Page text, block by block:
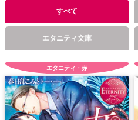
すべて
エタニティ文庫
エタニティ・赤